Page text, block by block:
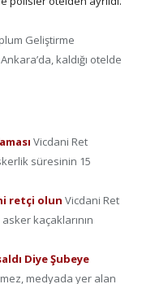
Geliştirme
kaldığı otelde
Vicdani Ret
süresinin 15
retçi olun Vicdani Ret
kaçaklarının
Diye Şubeye
medyada yer alan